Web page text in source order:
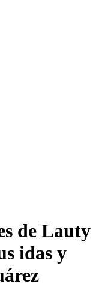
de Lauty
idas y